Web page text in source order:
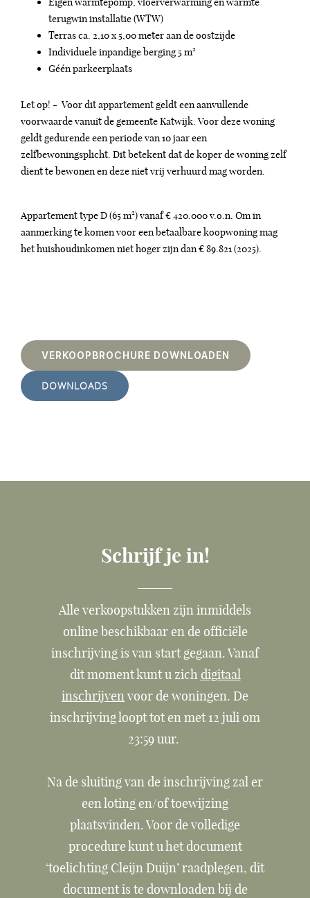
terugwin installatie (WTW)
Terras ca. 2,10 x 5,00 meter aan de oostzijde
Individuele inpandige berging 5 m²
Géén parkeerplaats
Let op! - Voor dit appartement geldt een aanvullende
voorwaarde vanuit de gemeente Katwijk. Voor deze woning
geldt gedurende een periode van 10 jaar een
zelfbewoningsplicht. Dit betekent dat de koper de woning zelf
dient te bewonen en deze niet vrij verhuurd mag worden.
Appartement type D (65 m²) vanaf € 420.000 v.o.n. Om in
aanmerking te komen voor een betaalbare koopwoning mag
het huishoudinkomen niet hoger zijn dan € 89.821 (2025).
VERKOOPBROCHURE DOWNLOADEN
DOWNLOADS
Schrijf je in!
Alle verkoopstukken zijn inmiddels
online beschikbaar en de officiële
inschrijving is van start gegaan. Vanaf
dit moment kunt u zich digitaal
inschrijvenvoor de woningen. De
inschrijving loopt tot en met 12 juli om
23:59 uur.
Na de sluiting van de inschrijving zal er
een loting en/of toewijzing
plaatsvinden. Voor de volledige
procedure kunt u het document
‘toelichting Cleijn Duijn’ raadplegen, dit
document is te downloaden bij de